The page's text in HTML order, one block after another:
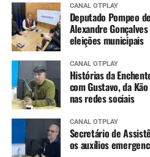
CANAL OTPLAY
Deputado Pompeo
Alexandre
eleições municipais
CANAL OTPLAY
Histórias da
com Gustavo, da
nas redes sociais
CANAL OTPLAY
Secretário de
os auxílios